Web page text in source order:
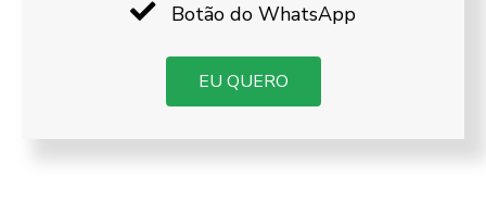
Botão do WhatsApp
EU QUERO